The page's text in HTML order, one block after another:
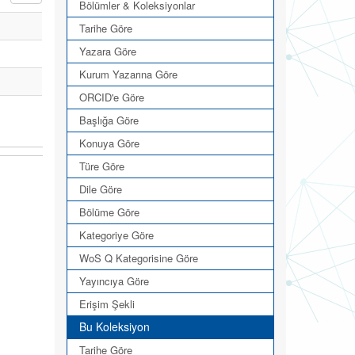
Bölümler & Koleksiyonlar
Tarihe Göre
Yazara Göre
Kurum Yazarına Göre
ORCID'e Göre
Başlığa Göre
Konuya Göre
Türe Göre
Dile Göre
Bölüme Göre
Kategoriye Göre
WoS Q Kategorisine Göre
Yayıncıya Göre
Erişim Şekli
Bu Koleksiyon
Tarihe Göre